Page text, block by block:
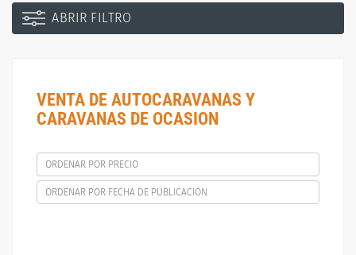
ABRIR FILTRO
VENTA DE AUTOCARAVANAS Y
CARAVANAS DE OCASION
ORDENAR POR PRECIO
ORDENAR POR FECHA DE PUBLICACION